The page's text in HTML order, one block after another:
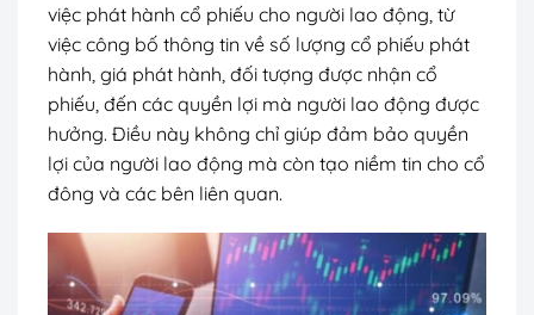
việc phát hành cổ phiếu cho người lao động, từ
việc công bố thông tin về số lượng cổ phiếu phát
hành, giá phát hành, đối tượng được nhận cổ
phiếu, đến các quyền lợi mà người lao động được
hưởng. Điều này không chỉ giúp đảm bảo quyền
lợi của người lao động mà còn tạo niềm tin cho cổ
đông và các bên liên quan.